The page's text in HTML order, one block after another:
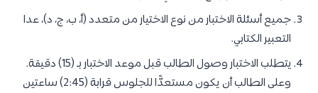
جميع أسئلة الاختبار من نوع الاختيار من متعدد (أ، ب، ج، د)، عدا
التعبير الكتابي.
يتطلب الاختبار وصول الطالب قبل موعد الاختبار بـ (15) دقيقة.
وعلى الطالب أن يكون مستعدًّا للجلوس قرابة (2:45) ساعتين